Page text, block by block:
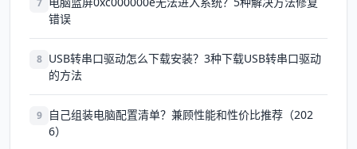
错误
8 USB转串口驱动怎么下载安装？3种下载USB转串口驱动
的方法
9
自己组装电脑配置清单？兼顾性能和性价比推荐（202
6）